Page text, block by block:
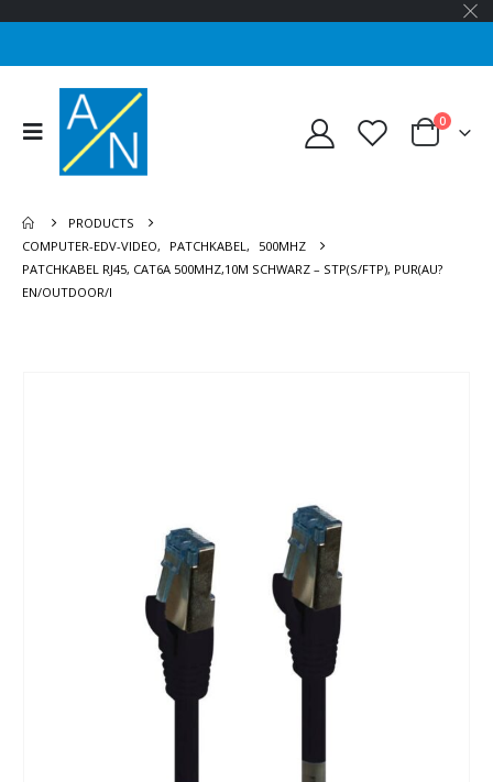
0
PRODUCTS
COMPUTER-EDV-VIDEO, PATCHKABEL,
500MHZ
PATCHKABEL RJ45, CAT6A 500MHZ,10M SCHWARZ – STP(S/FTP), PUR(AU?
EN/OUTDOOR/I